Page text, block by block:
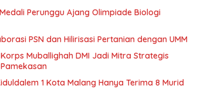
Perunggu Ajang Olimpiade Biologi
PSN dan Hilirisasi Pertanian dengan UMM
Muballighah DMI Jadi Mitra Strategis
1 Kota Malang Hanya Terima 8 Murid